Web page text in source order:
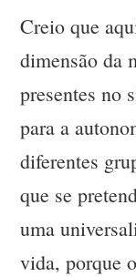
Creio que
dimensão da
presentes no
para a
diferentes
que se
uma
vida, porque